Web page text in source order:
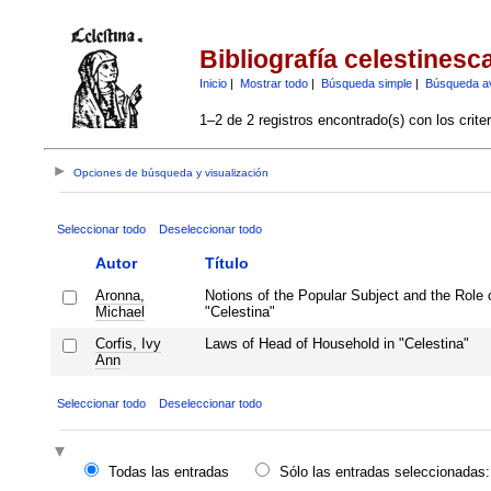
Bibliografía
Inicio| Mostrar todo| Búsqueda simple| Búsqueda
1–2 de 2 registros encontrado(s) con los
Opciones de búsqueda y visualización
Seleccionar todo Deseleccionar todo
Autor Título
Aronna,
Michael
Notions of the Popular Subject and the
"Celestina"
Corfis, Ivy
Ann
Laws of Head of Household in "Celestina"
Seleccionar todo Deseleccionar todo
Todas las entradas
Sólo las entradas seleccionadas: